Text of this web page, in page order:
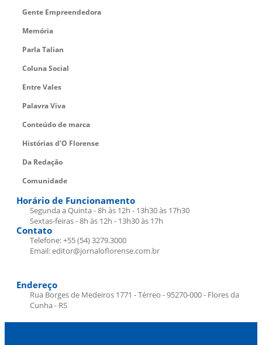
Gente Empreendedora
Memória
Parla Talian
Coluna Social
Entre Vales
Palavra Viva
Conteúdo de marca
Histórias d’O Florense
Da Redação
Comunidade
Horário de Funcionamento
Segunda a Quinta - 8h às 12h - 13h30 às 17h30
Sextas-feiras - 8h às 12h - 13h30 às 17h
Contato
Telefone: +55 (54) 3279.3000
Email: editor@jornaloflorense.com.br
Endereço
Rua Borges de Medeiros 1771 - Térreo - 95270-000 - Flores da
Cunha - RS